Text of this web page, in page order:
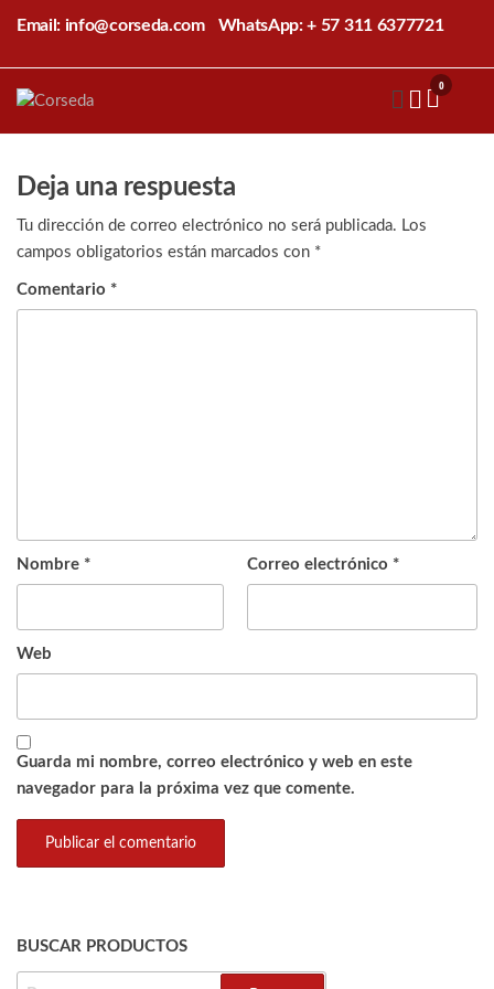
contenido
Email: info@corseda.com WhatsApp: + 57 311 6377721
sericultura
0
Deja una respuesta
Tu dirección de correo electrónico no será publicada. Los
campos obligatorios están marcados con *
Comentario *
Nombre * Correo electrónico *
Web
Guarda mi nombre, correo electrónico y web en este
navegador para la próxima vez que comente.
BUSCAR PRODUCTOS
BUSCAR: